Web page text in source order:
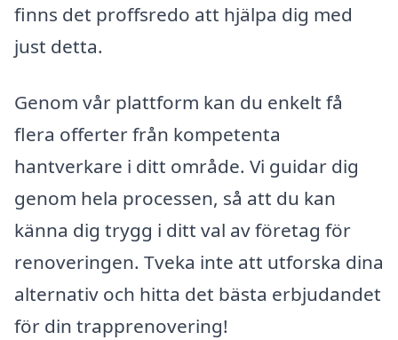
finns det proffsredo att hjälpa dig med
just detta.
Genom vår plattform kan du enkelt få
flera offerter från kompetenta
hantverkare i ditt område. Vi guidar dig
genom hela processen, så att du kan
känna dig trygg i ditt val av företag för
renoveringen. Tveka inte att utforska dina
alternativ och hitta det bästa erbjudandet
för din trapprenovering!